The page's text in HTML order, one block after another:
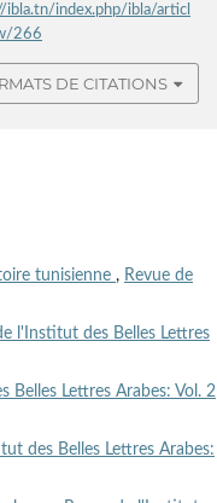
ibla.tn/index.php/ibla/articl
266
DE CITATIONS
tunisienne , Revue de
l'Institut des Belles Lettres
Belles Lettres Arabes: Vol. 2
des Belles Lettres Arabes: